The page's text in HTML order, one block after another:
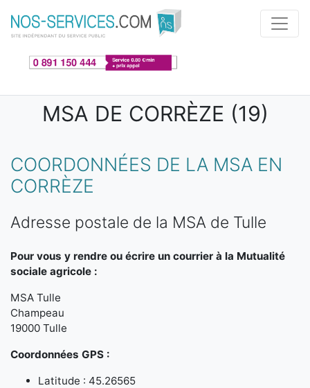
Aller au contenu principal
MSA DE CORRÈZE (19)
COORDONNÉES DE LA MSA EN
CORRÈZE
Adresse postale de la MSA de Tulle
Pour vous y rendre ou écrire un courrier à la Mutualité
sociale agricole :
MSA Tulle
Champeau
19000 Tulle
Coordonnées GPS :
Latitude : 45.26565